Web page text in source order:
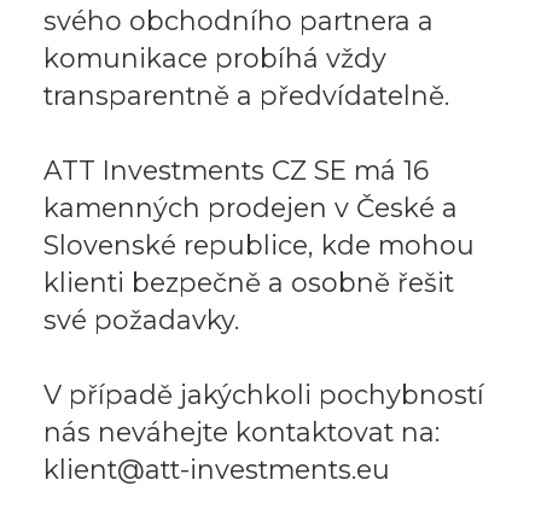
svého obchodního partnera a
komunikace probíhá vždy
transparentně a předvídatelně.
ATT Investments CZ SE má 16
kamenných prodejen v České a
Slovenské republice, kde mohou
klienti bezpečně a osobně řešit
své požadavky.
V případě jakýchkoli pochybností
nás neváhejte kontaktovat na:
klient@att-investments.eu